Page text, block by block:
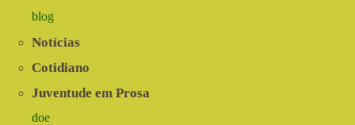
blog
Notícias
Cotidiano
Juventude em Prosa
doe